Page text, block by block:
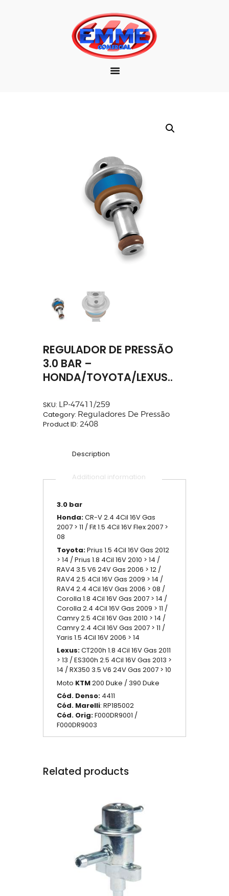
EMPRESA
MARCAS
PRODUTOS
REGULADOR DE PRESSÃO
3.0 BAR –
HONDA/TOYOTA/LEXUS..
SKU: LP-47411/259
Category: Reguladores De Pressão
Product ID: 2408
Description
Additional information
3.0 bar
Honda:CR-V 2.4 4Cil 16V Gas
2007 > 11 / Fit 1.5 4Cil 16V Flex 2007 >
08
Toyota:Prius 1.5 4Cil 16V Gas 2012
> 14 / Prius 1.8 4Cil 16V 2010 > 14 /
RAV4 3.5 V6 24V Gas 2006 > 12 /
RAV4 2.5 4Cil 16V Gas 2009 > 14 /
RAV4 2.4 4Cil 16V Gas 2006 > 08 /
Corolla 1.8 4Cil 16V Gas 2007 > 14 /
Corolla 2.4 4Cil 16V Gas 2009 > 11 /
Camry 2.5 4Cil 16V Gas 2010 > 14 /
Camry 2.4 4Cil 16V Gas 2007 > 11 /
Yaris 1.5 4Cil 16V 2006 > 14
Lexus:CT200h 1.8 4Cil 16V Gas 2011
> 13 / ES300h 2.5 4Cil 16V Gas 2013 >
14 / RX350 3.5 V6 24V Gas 2007 > 10
Moto KTM200 Duke / 390 Duke
Cód. Denso: 4411
Cód. Marelli: RP185002
Cód. Orig:F000DR9001 /
F000DR9003
Related products